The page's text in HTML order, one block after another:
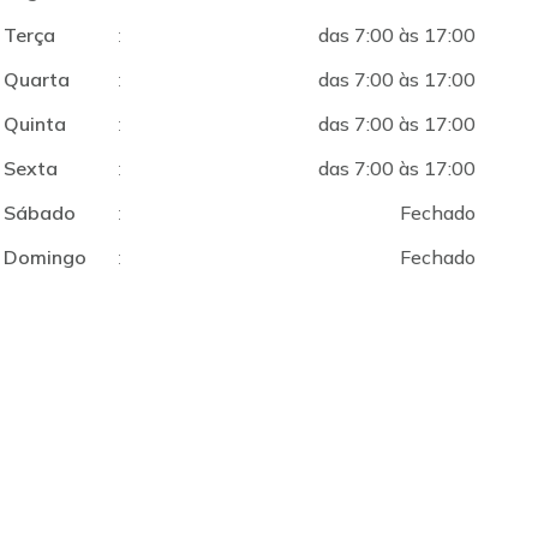
Terça
:
das 7:00 às 17:00
Quarta
:
das 7:00 às 17:00
Quinta
:
das 7:00 às 17:00
Sexta
:
das 7:00 às 17:00
Sábado
:
Fechado
Domingo
: Fechado